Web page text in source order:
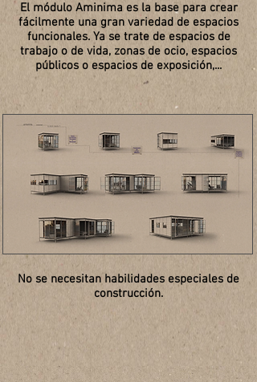
El módulo Aminima es la base para crear
fácilmente una gran variedad de espacios
funcionales. Ya se trate de espacios de
trabajo o de vida, zonas de ocio, espacios
públicos o espacios de exposición,...
No se necesitan habilidades especiales de
construcción.